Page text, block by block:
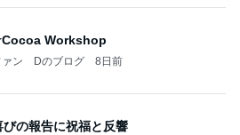
Workshop
ァン Dのブログ 8日前
の報告に祝福と反響